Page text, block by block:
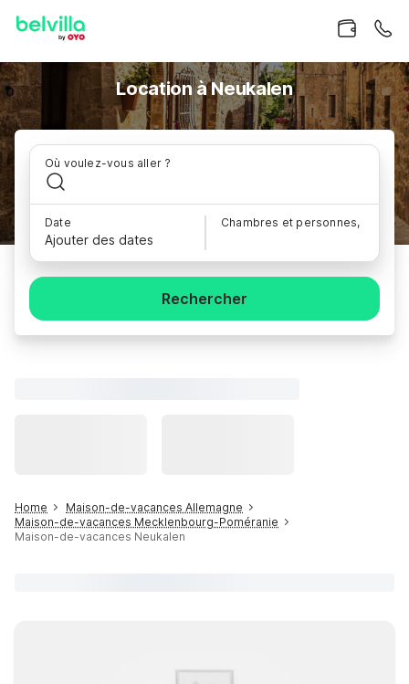
Location à Neukalen
Où voulez-vous aller ?
Date
Ajouter des dates
Chambres et personnes,
Rechercher
Home
Maison-de-vacances Allemagne
Maison-de-vacances Mecklenbourg-Poméranie
Maison-de-vacances Neukalen